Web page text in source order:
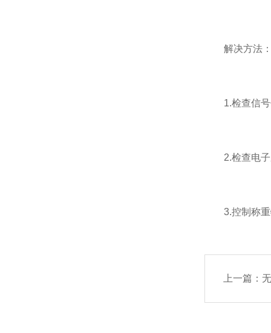
解决方法
1.检查信号传
2.检查电子系
3.控制称重
上一篇：